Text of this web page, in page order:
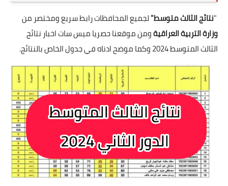
"نتائج الثالث متوسط"لجميع المحافظات رابط سريع ومختصر من
وزارة التربية العراقيةومن موقعنا حصريا ميس سات اخبار نتائج
الثالث المتوسط 2024 وكما موضح ادناه في جدول الخاص بالنتائج.